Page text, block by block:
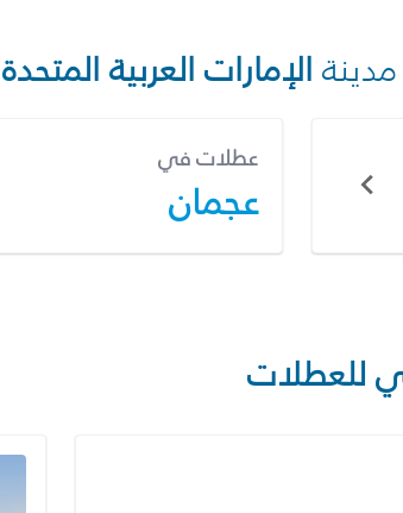
الإمارات العربية المتحدة
عطلات في
عجمان
للعطلات